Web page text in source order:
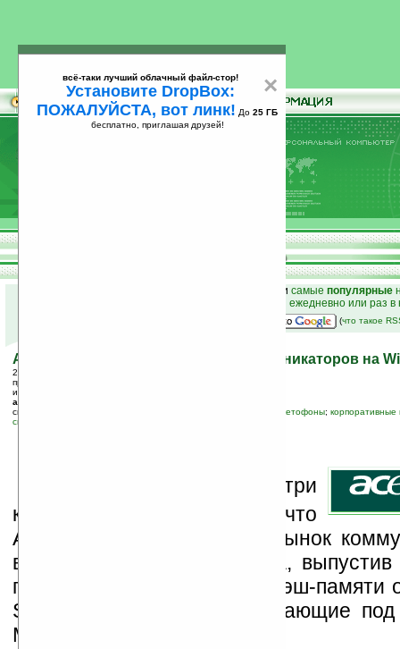
25
и самые популярные
на email ежедневно или раз
(что такое
Acer планирует начать выпуск коммуникаторов на
27.12.2005 22:48
просмотров: сегодня 1, всего 2493
источник:
автор новости:
связанные темы:
Pocket PC Phone Edition, покетофоны; корпоративные
смартфоны и коммуникаторы
з источников внутри
компании стало известно, что
Acer намерена выйти на рынок
второй половине 2006 года, выпустив
процессорами и чипами флэш-памяти
Samsung Electronics, работающие
Microsoft Windows Mobile.
×
всё-таки лучший облачный файл-стор!
Установите DropBox:
ПОЖАЛУЙСТА, вот линк! До 25 ГБ
бесплатно, приглашая друзей!